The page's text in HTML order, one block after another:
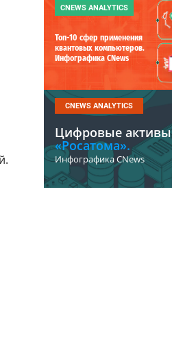
CNEWS ANALYTICS
Топ-10 сфер применения
квантовых компьютеров.
Инфографика CNews
CNEWS ANALYTICS
Цифровые активы
«Росатома».
Инфографика CNews